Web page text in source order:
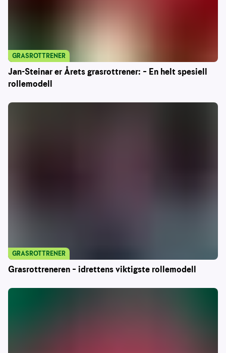
Jan-Steinar er Årets grasrottrener: – En helt spesiell
rollemodell
GRASROTTRENER
Grasrottreneren – idrettens viktigste rollemodell
GRASROTTRENER